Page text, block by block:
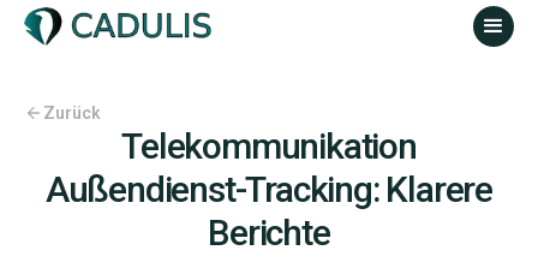
Zurück
Telekommunikation
Außendienst-Tracking: Klarere
Berichte